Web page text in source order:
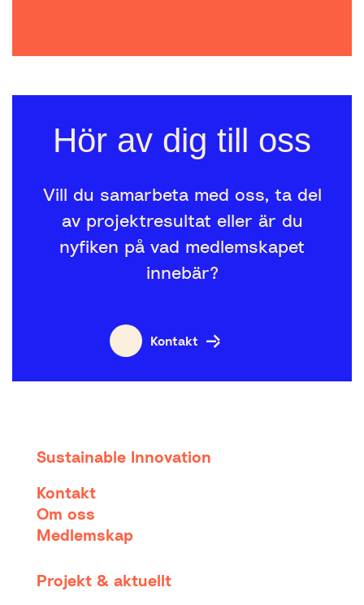
Hör av dig till oss
Vill du samarbeta med oss, ta del
av projektresultat eller är du
nyfiken på vad medlemskapet
innebär?
Kontakt
Sustainable Innovation
Kontakt
Om oss
Medlemskap
Projekt & aktuellt